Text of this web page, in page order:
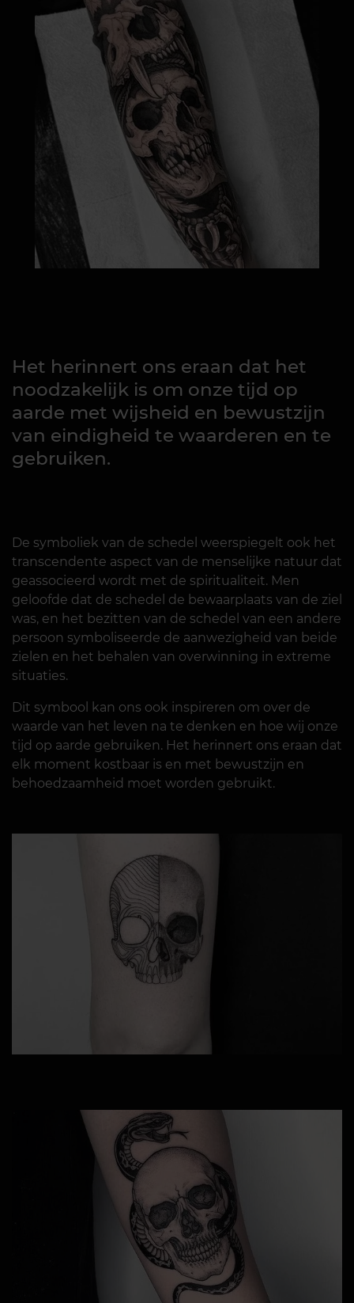
Het herinnert ons eraan dat het
noodzakelijk is om onze tijd op
aarde met wijsheid en bewustzijn
van eindigheid te waarderen en te
gebruiken.
De symboliek van de schedel weerspiegelt ook het
transcendente aspect van de menselijke natuur dat
geassocieerd wordt met de spiritualiteit. Men
geloofde dat de schedel de bewaarplaats van de ziel
was, en het bezitten van de schedel van een andere
persoon symboliseerde de aanwezigheid van beide
zielen en het behalen van overwinning in extreme
situaties.
Dit symbool kan ons ook inspireren om over de
waarde van het leven na te denken en hoe wij onze
tijd op aarde gebruiken. Het herinnert ons eraan dat
elk moment kostbaar is en met bewustzijn en
behoedzaamheid moet worden gebruikt.